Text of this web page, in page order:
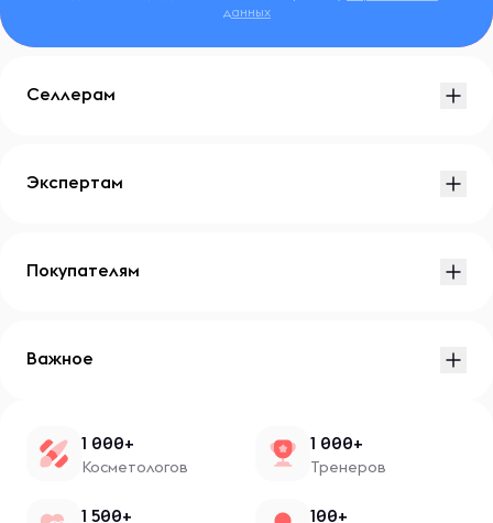
данных
Селлерам
Экспертам
Покупателям
Важное
1 000+
Косметологов
1 000+
Тренеров
1 500+ 100+